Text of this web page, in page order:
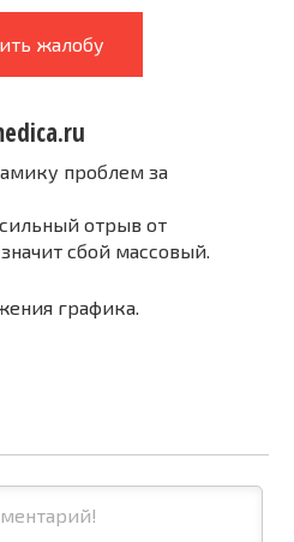
жалобу
проблем за
отрыв от
сбой массовый.
графика.